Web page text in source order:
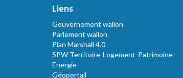
Liens
Gouvernement wallon
Parlement wallon
Plan Marshall 4.0
SPW Territoire-Logement-Patrimoine-
Energie
Géoportail